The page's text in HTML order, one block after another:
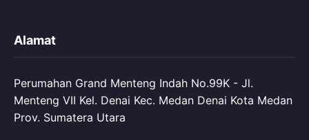
Alamat
Perumahan Grand Menteng Indah No.99K - Jl.
Menteng VII Kel. Denai Kec. Medan Denai Kota Medan
Prov. Sumatera Utara